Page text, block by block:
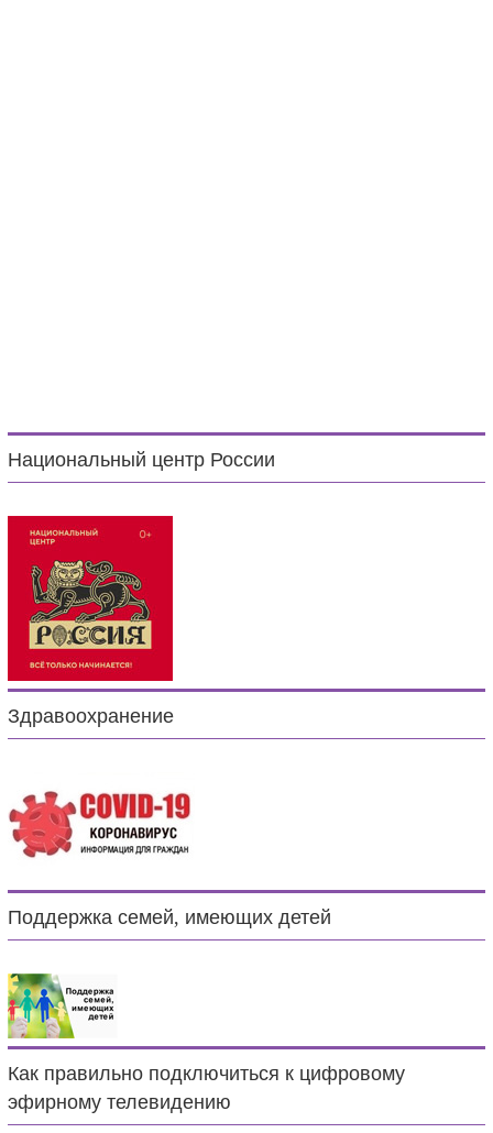
Национальный центр России
Здравоохранение
Поддержка семей, имеющих детей
Как правильно подключиться к цифровому
эфирному телевидению